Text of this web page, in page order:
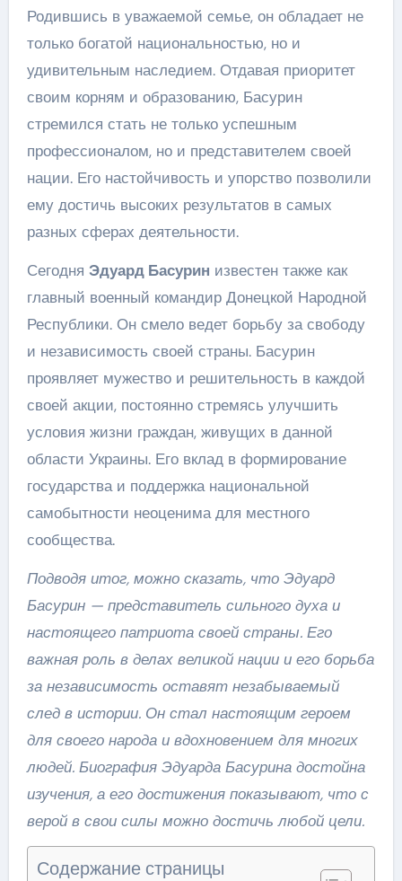
Родившись в уважаемой семье, он обладает не
только богатой национальностью, но и
удивительным наследием. Отдавая приоритет
своим корням и образованию, Басурин
стремился стать не только успешным
профессионалом, но и представителем своей
нации. Его настойчивость и упорство позволили
ему достичь высоких результатов в самых
разных сферах деятельности.
Сегодня Эдуард Басурин известен также как
главный военный командир Донецкой Народной
Республики. Он смело ведет борьбу за свободу
и независимость своей страны. Басурин
проявляет мужество и решительность в каждой
своей акции, постоянно стремясь улучшить
условия жизни граждан, живущих в данной
области Украины. Его вклад в формирование
государства и поддержка национальной
самобытности неоценима для местного
сообщества.
Подводя итог, можно сказать, что Эдуард
Басурин — представитель сильного духа и
настоящего патриота своей страны. Его
важная роль в делах великой нации и его борьба
за независимость оставят незабываемый
след в истории. Он стал настоящим героем
для своего народа и вдохновением для многих
людей. Биография Эдуарда Басурина достойна
изучения, а его достижения показывают, что с
верой в свои силы можно достичь любой цели.
Содержание страницы